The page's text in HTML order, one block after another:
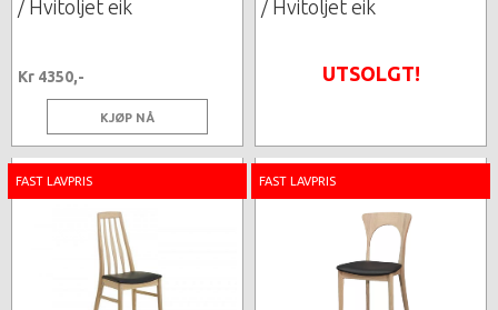
/ Hvitoljet eik
Kr 4350,-
KJØP NÅ
/ Hvitoljet eik
UTSOLGT!
FAST LAVPRIS FAST LAVPRIS